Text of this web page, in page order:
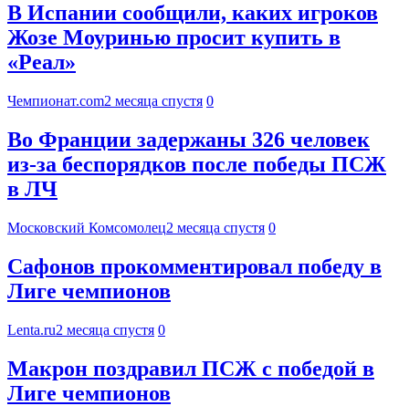
В Испании сообщили, каких игроков
Жозе Моуринью просит купить в
«Реал»
Чемпионат.com2 месяца спустя 0
Во Франции задержаны 326 человек
из-за беспорядков после победы ПСЖ
в ЛЧ
Московский Комсомолец2 месяца спустя 0
Сафонов прокомментировал победу в
Лиге чемпионов
Lenta.ru2 месяца спустя 0
Макрон поздравил ПСЖ с победой в
Лиге чемпионов